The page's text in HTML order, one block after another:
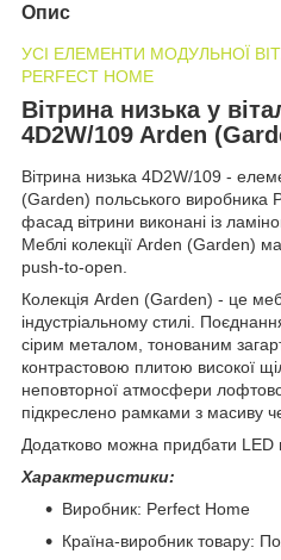
Опис
УСІ ЕЛЕМЕНТИ МОДУЛЬНОЇ
PERFECT HOME
Вітрина низька у
4D2W/109 Arden
Вітрина низька 4D2W/109 -
(Garden) польського виробника
фасад вітрини виконані із
Меблі колекції Arden (Garden)
push-to-open.
Колекція Arden (Garden) - це
індустріальному стилі.
сірим металом, тонованим
контрастовою плитою високої
неповторної атмосфери
підкреслено рамками з масиву
Додатково можна придбати LED
Характеристики:
Виробник: Perfect Home
Країна-виробник товару: